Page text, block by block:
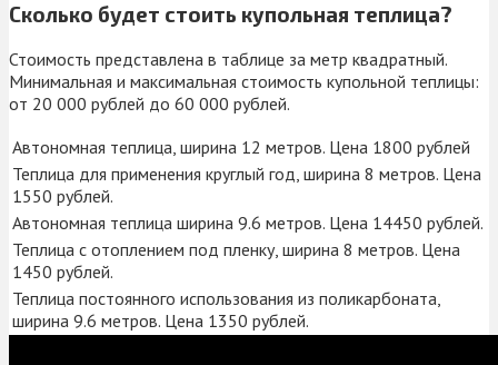
Сколько будет стоить купольная теплица?
Стоимость представлена в таблице за метр квадратный.
Минимальная и максимальная стоимость купольной теплицы:
от 20 000 рублей до 60 000 рублей.
Автономная теплица, ширина 12 метров. Цена 1800 рублей
Теплица для применения круглый год, ширина 8 метров. Цена
1550 рублей.
Автономная теплица ширина 9.6 метров. Цена 14450 рублей.
Теплица с отоплением под пленку, ширина 8 метров. Цена
1450 рублей.
Теплица постоянного использования из поликарбоната,
ширина 9.6 метров. Цена 1350 рублей.